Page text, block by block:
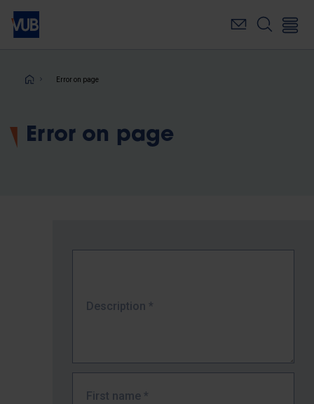
Skip
main
Breadcrumb
Error on page
Error on page
Description *
First name *